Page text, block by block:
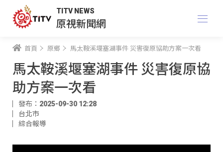
TITV NEWS
原視新聞網
首頁 原鄉 馬太鞍溪堰塞湖事件 災害復原協助方案一次看
馬太鞍溪堰塞湖事件 災害復原協
助方案一次看
發布：2025-09-30 12:28
台北市
綜合報導